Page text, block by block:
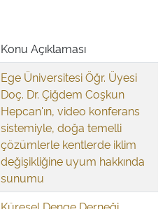
Konu Açıklaması
Ege Üniversitesi Öğr. Üyesi
Doç. Dr. Çiğdem Coşkun
Hepcan'ın, video konferans
sistemiyle, doğa temelli
çözümlerle kentlerde iklim
değişikliğine uyum hakkında
sunumu